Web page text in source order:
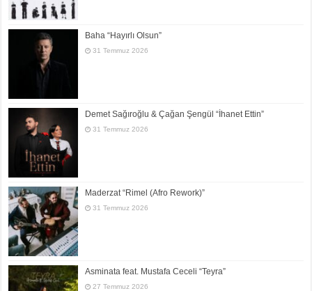
Baha “Hayırlı Olsun”
31 Temmuz 2026
Demet Sağıroğlu & Çağan Şengül “İhanet Ettin”
31 Temmuz 2026
Maderzat “Rimel (Afro Rework)”
31 Temmuz 2026
Asminata feat. Mustafa Ceceli “Teyra”
27 Temmuz 2026